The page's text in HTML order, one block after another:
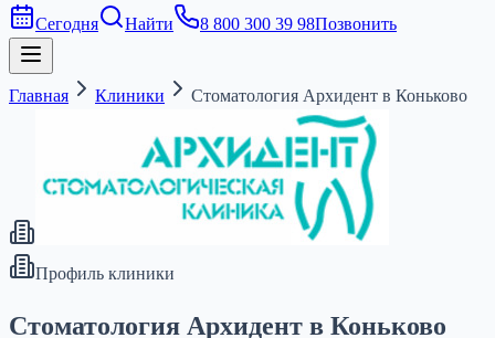
Сегодня
Найти 8 800 300 39 98Позвонить
Главная Клиники Стоматология Архидент в Коньково
Профиль клиники
Стоматология Архидент в Коньково